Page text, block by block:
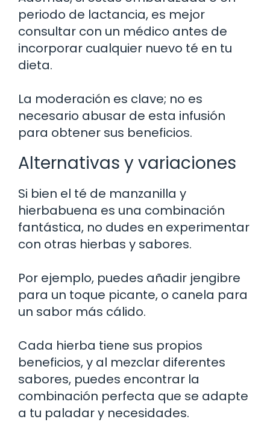
periodo de lactancia, es mejor
consultar con un médico antes de
incorporar cualquier nuevo té en tu
dieta.
La moderación es clave; no es
necesario abusar de esta infusión
para obtener sus beneficios.
Alternativas y variaciones
Si bien el té de manzanilla y
hierbabuena es una combinación
fantástica, no dudes en experimentar
con otras hierbas y sabores.
Por ejemplo, puedes añadir jengibre
para un toque picante, o canela para
un sabor más cálido.
Cada hierba tiene sus propios
beneficios, y al mezclar diferentes
sabores, puedes encontrar la
combinación perfecta que se adapte
a tu paladar y necesidades.